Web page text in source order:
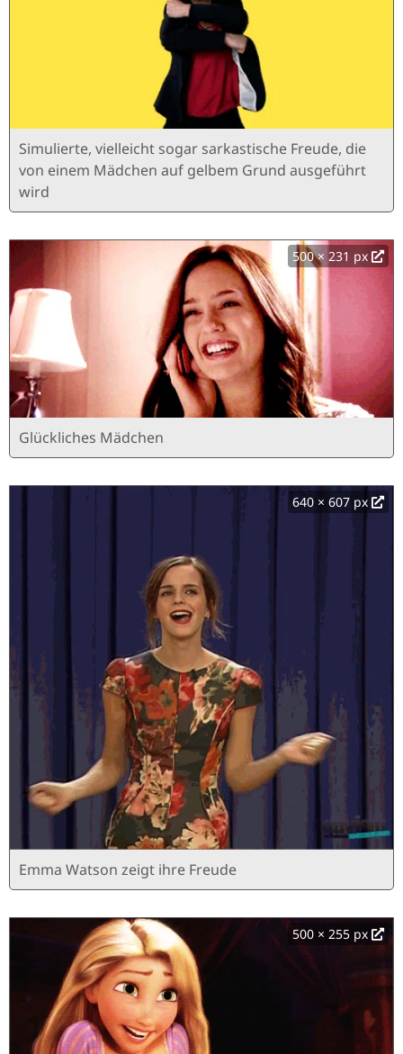
Simulierte, vielleicht sogar sarkastische Freude, die
von einem Mädchen auf gelbem Grund ausgeführt
wird
500 × 231 px
Glückliches Mädchen
640 × 607 px
Emma Watson zeigt ihre Freude
500 × 255 px